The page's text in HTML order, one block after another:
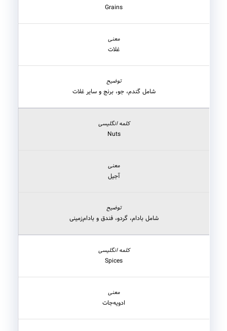
Grains
غلات
شامل گندم، جو، برنج و سایر غلات
Nuts
آجیل
شامل بادام، گردو، فندق و بادام‌زمینی
Spices
ادویه‌جات